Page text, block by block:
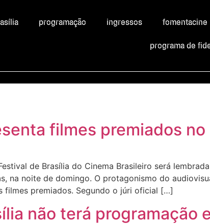
programação ingressos fomentacine
programa de
filmes premiados
de Brasília do Cinema Brasileiro será
na noite de domingo. O protagonismo do
filmes premiados. Segundo o júri oficial […]
não terá programação